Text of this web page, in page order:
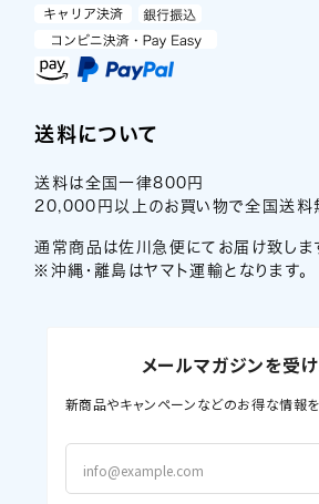
送料について
送料は全国一律800円
20,000円以上のお買い物で全国送料
通常商品は佐川急便にてお届け致しま
※沖縄・離島はヤマト運輸となります。
メールマガジンを受
新商品やキャンペーンなどのお得な情報を